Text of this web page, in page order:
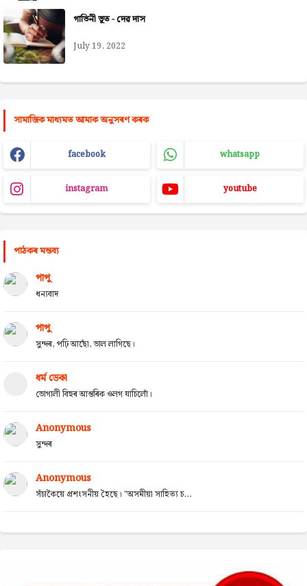
গাভিনী ভূত - দেৱ দাস
July 19, 2022
সামাজিক মাধ্যমত আমাক অনুসৰণ কৰক
facebook whatsapp
instagram youtube
পাঠকৰ মন্তব্য
পাপু
ধন্যবাদ
পাপু
সুন্দৰ, পঢ়ি আছোঁ, ভাল লাগিছে।
ধৰ্ম ডেকা
ভোগালী বিহুৰ আন্তৰিক ওলগ যাচিলোঁ।
Anonymous
সুন্দৰ
Anonymous
সঁচাকৈয়ে প্ৰশংসনীয় হৈছে। "অসমীয়া সাহিত্য চ...